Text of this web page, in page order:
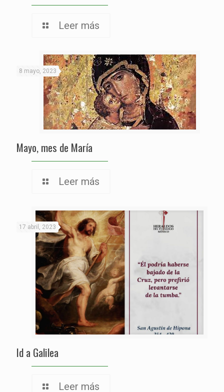
Leer más
8 mayo, 2023
Mayo, mes de María
Leer más
17 abril, 2023
Id a Galilea
Leer más